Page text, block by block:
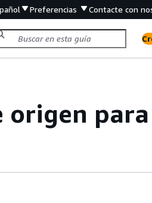
Preferencias Contacte con
origen para